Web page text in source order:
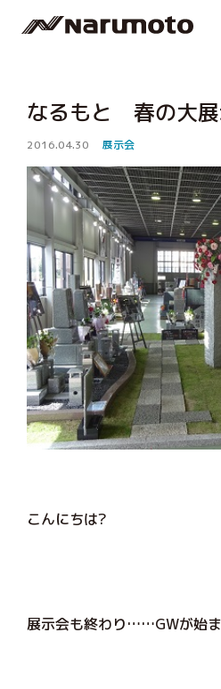
なるもと 春の大
2016.04.30 展示会
こんにちは?
展示会も終わり……GWが始